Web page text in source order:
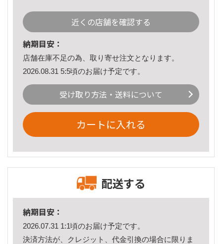
近くの店舗を確認する
納期目安：
店舗在庫不足の為、取り寄せ注文となります。
2026.08.31 5:5頃のお届け予定です。
受け取り方法・送料について
カートに入れる
配送する
納期目安：
2026.07.31 1:1頃のお届け予定です。
決済方法が、クレジット、代金引換の場合に限りま